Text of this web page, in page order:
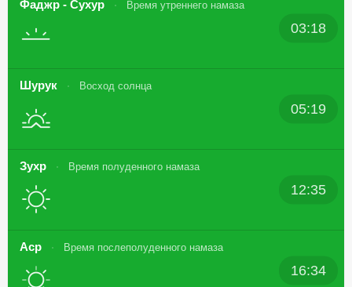
Фаджр - Сухур Время утреннего намаза
03:18
Шурук Восход солнца
05:19
Зухр Время полуденного намаза
12:35
Аср Время послеполуденного намаза
16:34